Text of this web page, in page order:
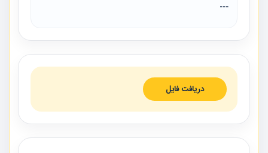
---
دریافت فایل